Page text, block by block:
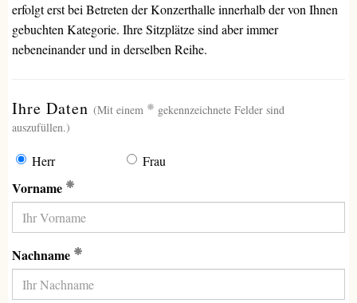
erfolgt erst bei Betreten der Konzerthalle innerhalb der von Ihnen
gebuchten Kategorie. Ihre Sitzplätze sind aber immer
nebeneinander und in derselben Reihe.
Ihre Daten (Mit einem (erforderlich)
gekennzeichnete Felder sind
auszufüllen.)
Herr Frau
Vorname
Nachname